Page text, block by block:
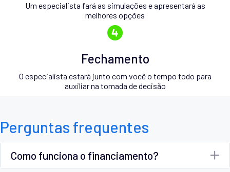
Um especialista fará as simulações e apresentará as
melhores opções
Fechamento
O especialista estará junto com você o tempo todo para
auxiliar na tomada de decisão
Perguntas frequentes
Como funciona o financiamento?